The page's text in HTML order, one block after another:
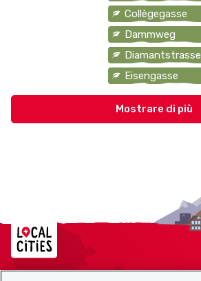
Collègegasse
Dammweg
Diamantstrasse
Eisengasse
Localcities